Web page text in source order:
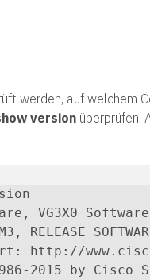
werden, auf welchem
version überprüfen.
VG3X0 Software
RELEASE
http://
2015 by Cisco